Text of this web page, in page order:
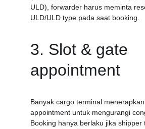
ULD), forwarder harus meminta
ULD/ULD type pada saat booking.
3. Slot & gate
appointment
Banyak cargo terminal
appointment untuk mengurangi
Booking hanya berlaku jika shipper